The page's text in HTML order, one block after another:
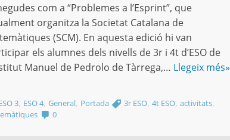
com a “Problemes a l’Esprint”, que
organitza la Societat Catalana de
(SCM). En aquesta edició hi van
els alumnes dels nivells de 3r i 4t d’ESO de
Manuel de Pedrolo de Tàrrega,… Llegeix més»
3, ESO 4,General, Portada 3r ESO,4t ESO,activitats,
0